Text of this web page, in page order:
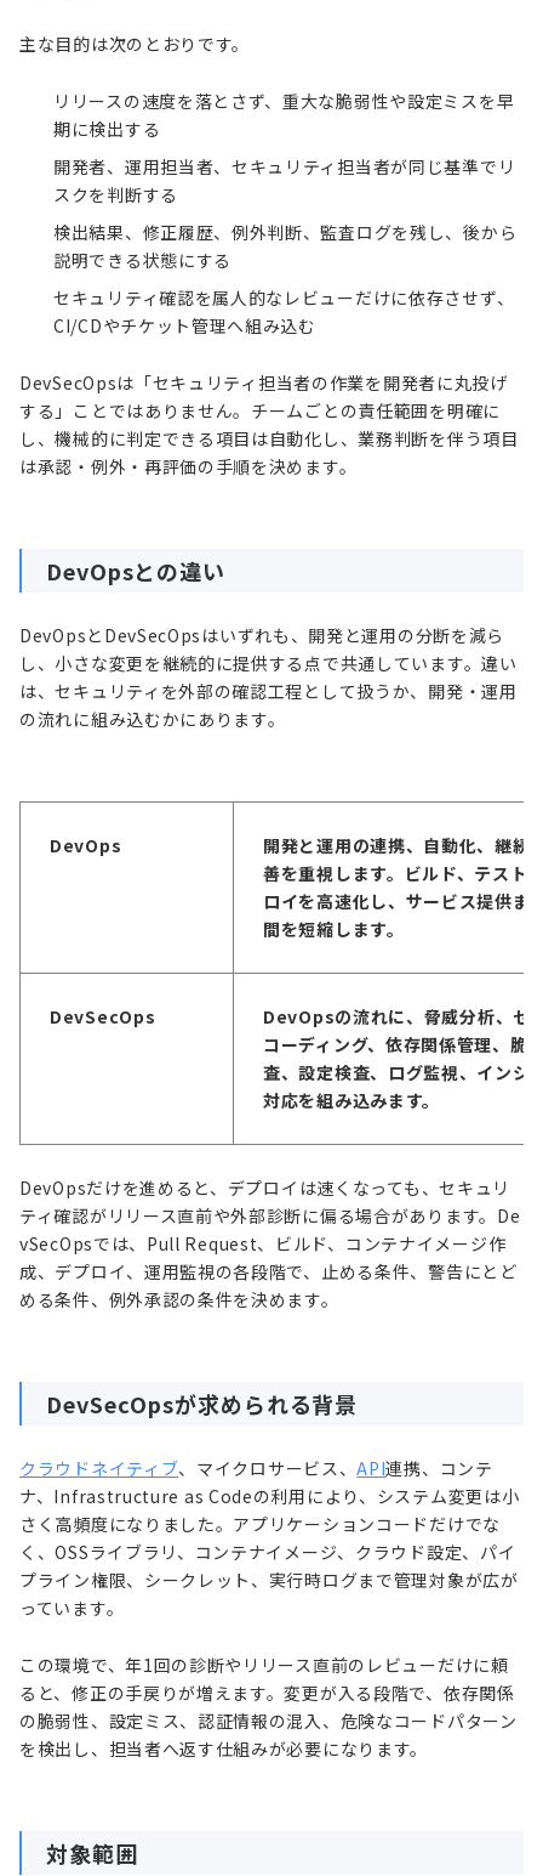
主な目的は次のとおりです。
リリースの速度を落とさず、重大な脆弱性や設定ミスを早
期に検出する
開発者、運用担当者、セキュリティ担当者が同じ基準でリ
スクを判断する
検出結果、修正履歴、例外判断、監査ログを残し、後から
説明できる状態にする
セキュリティ確認を属人的なレビューだけに依存させず、
CI/CDやチケット管理へ組み込む
DevSecOpsは「セキュリティ担当者の作業を開発者に丸投げ
する」ことではありません。チームごとの責任範囲を明確に
し、機械的に判定できる項目は自動化し、業務判断を伴う項目
は承認・例外・再評価の手順を決めます。
DevOpsとの違い
DevOpsとDevSecOpsはいずれも、開発と運用の分断を減ら
し、小さな変更を継続的に提供する点で共通しています。違い
は、セキュリティを外部の確認工程として扱うか、開発・運用
の流れに組み込むかにあります。
DevOps
開発と運用の連携、自動化、継続
善を重視します。ビルド、テスト
ロイを高速化し、サービス提供ま
間を短縮します。
DevSecOps
DevOpsの流れに、脅威分析、セ
コーディング、依存関係管理、脆
査、設定検査、ログ監視、インシ
対応を組み込みます。
DevOpsだけを進めると、デプロイは速くなっても、セキュリ
ティ確認がリリース直前や外部診断に偏る場合があります。De
vSecOpsでは、Pull Request、ビルド、コンテナイメージ作
成、デプロイ、運用監視の各段階で、止める条件、警告にとど
める条件、例外承認の条件を決めます。
DevSecOpsが求められる背景
クラウドネイティブ、マイクロサービス、API連携、コンテ
ナ、Infrastructure as Codeの利用により、システム変更は小
さく高頻度になりました。アプリケーションコードだけでな
く、OSSライブラリ、コンテナイメージ、クラウド設定、パイ
プライン権限、シークレット、実行時ログまで管理対象が広が
っています。
この環境で、年1回の診断やリリース直前のレビューだけに頼
ると、修正の手戻りが増えます。変更が入る段階で、依存関係
の脆弱性、設定ミス、認証情報の混入、危険なコードパターン
を検出し、担当者へ返す仕組みが必要になります。
対象範囲